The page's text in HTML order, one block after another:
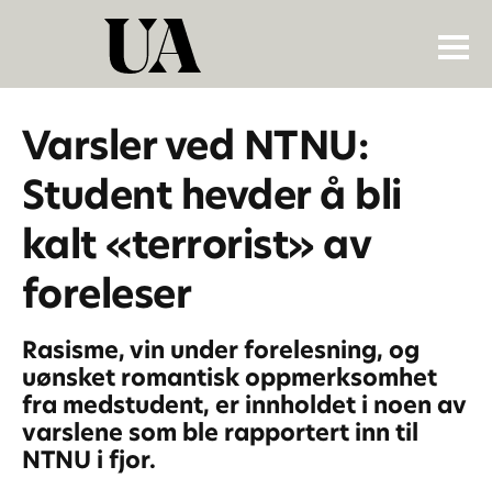
Varsler ved NTNU:
Student hevder å bli
kalt «terrorist» av
foreleser
Rasisme, vin under forelesning, og
uønsket romantisk oppmerksomhet
fra medstudent, er innholdet i noen av
varslene som ble rapportert inn til
NTNU i fjor.